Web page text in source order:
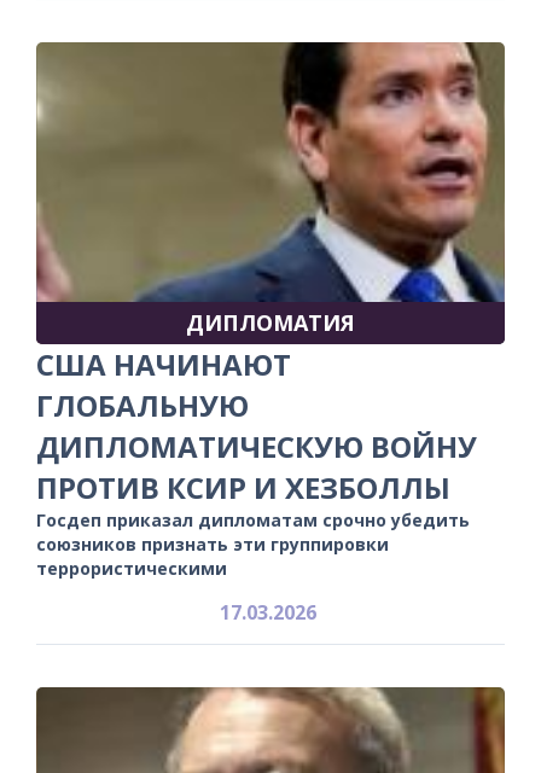
ДИПЛОМАТИЯ
США НАЧИНАЮТ
ГЛОБАЛЬНУЮ
ДИПЛОМАТИЧЕСКУЮ ВОЙНУ
ПРОТИВ КСИР И ХЕЗБОЛЛЫ
Госдеп приказал дипломатам срочно убедить
союзников признать эти группировки
террористическими
17.03.2026